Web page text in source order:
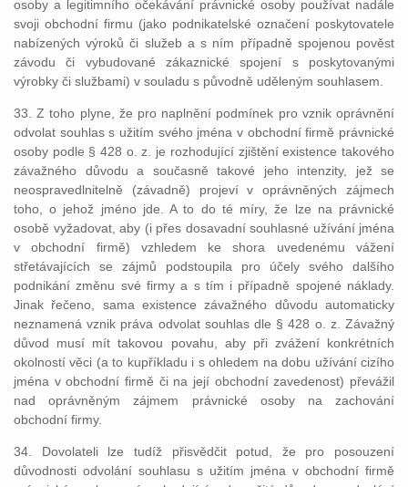
osoby a legitimního očekávání právnické osoby používat nadále
svoji obchodní firmu (jako podnikatelské označení poskytovatele
nabízených výroků či služeb a s ním případně spojenou pověst
závodu či vybudované zákaznické spojení s poskytovanými
výrobky či službami) v souladu s původně uděleným souhlasem.
33. Z toho plyne, že pro naplnění podmínek pro vznik oprávnění
odvolat souhlas s užitím svého jména v obchodní firmě právnické
osoby podle § 428 o. z. je rozhodující zjištění existence takového
závažného důvodu a současně takové jeho intenzity, jež se
neospravedlnitelně (závadně) projeví v oprávněných zájmech
toho, o jehož jméno jde. A to do té míry, že lze na právnické
osobě vyžadovat, aby (i přes dosavadní souhlasné užívání jména
v obchodní firmě) vzhledem ke shora uvedenému vážení
střetávajících se zájmů podstoupila pro účely svého dalšího
podnikání změnu své firmy a s tím i případně spojené náklady.
Jinak řečeno, sama existence závažného důvodu automaticky
neznamená vznik práva odvolat souhlas dle § 428 o. z. Závažný
důvod musí mít takovou povahu, aby při zvážení konkrétních
okolností věci (a to kupříkladu i s ohledem na dobu užívání cizího
jména v obchodní firmě či na její obchodní zavedenost) převážil
nad oprávněným zájmem právnické osoby na zachování
obchodní firmy.
34. Dovolateli lze tudíž přisvědčit potud, že pro posouzení
důvodnosti odvolání souhlasu s užitím jména v obchodní firmě